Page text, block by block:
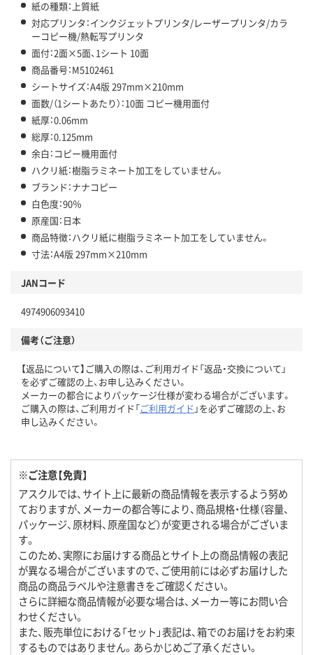
紙の種類：上質紙
対応プリンタ：インクジェットプリンタ/レーザープリンタ/カラ
ーコピー機/熱転写プリンタ
面付：2面×5面、1シート 10面
商品番号：M5102461
シートサイズ：A4版 297mm×210mm
面数/（1シートあたり）：10面 コピー機用面付
紙厚：0.06mm
総厚：0.125mm
余白：コピー機用面付
ハクリ紙：樹脂ラミネート加工をしていません。
ブランド：ナナコピー
白色度：90％
原産国：日本
商品特徴：ハクリ紙に樹脂ラミネート加工をしていません。
寸法：A4版 297mm×210mm
JANコード
4974906093410
備考（ご注意）
【返品について】ご購入の際は、ご利用ガイド「返品・交換について」
を必ずご確認の上、お申し込みください。
メーカーの都合によりパッケージ仕様が変わる場合がございます。
ご購入の際は、ご利用ガイド「ご利用ガイド 」を必ずご確認の上、お
申し込みください。
※ご注意【免責】
アスクルでは、サイト上に最新の商品情報を表示するよう努め
ておりますが、メーカーの都合等により、商品規格・仕様（容量、
パッケージ、原材料、原産国など）が変更される場合がございま
す。
このため、実際にお届けする商品とサイト上の商品情報の表記
が異なる場合がございますので、ご使用前には必ずお届けした
商品の商品ラベルや注意書きをご確認ください。
さらに詳細な商品情報が必要な場合は、メーカー等にお問い合
わせください。
また、販売単位における「セット」表記は、箱でのお届けをお約束
するものではありません。あらかじめご了承ください。